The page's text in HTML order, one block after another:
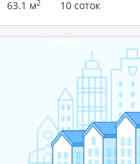
63.1 м2 10 соток